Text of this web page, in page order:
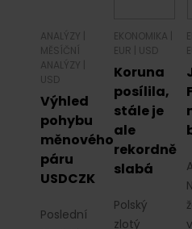
ANALÝZY
MĚSÍČNÍ
ANALÝZY
USD
Výhled
pohybu
měnového
páru
USDCZK
Poslední
EKONOMIKA
EUR
USD
Koruna
posílila,
stále je
ale
rekordně
slabá
Polský
zlotý